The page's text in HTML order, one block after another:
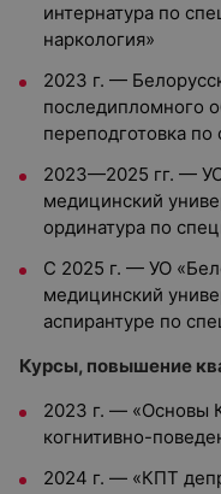
интернатура по
наркология»
2023 г. —
последипломного
переподготовка по
2023—2025 гг. —
медицинский
ординатура по
С 2025 г. — УО
медицинский
аспирантуре по
Курсы, повышение
2023 г. — «Основы
когнитивно-
2024 г. — «КПТ